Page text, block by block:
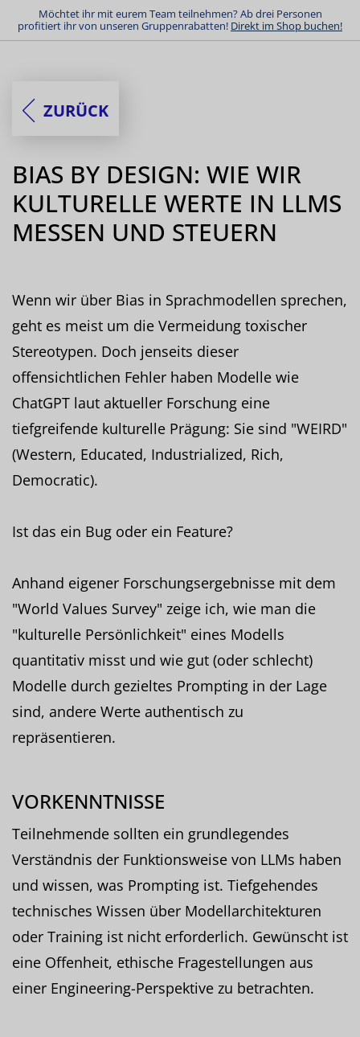
Möchtet ihr mit eurem Team teilnehmen? Ab drei Personen
profitiert ihr von unseren Gruppenrabatten! Direkt im Shop buchen!
ZURÜCK
BIAS BY DESIGN: WIE WIR
KULTURELLE WERTE IN LLMS
MESSEN UND STEUERN
Wenn wir über Bias in Sprachmodellen sprechen,
geht es meist um die Vermeidung toxischer
Stereotypen. Doch jenseits dieser
offensichtlichen Fehler haben Modelle wie
ChatGPT laut aktueller Forschung eine
tiefgreifende kulturelle Prägung: Sie sind "WEIRD"
(Western, Educated, Industrialized, Rich,
Democratic).
Ist das ein Bug oder ein Feature?
Anhand eigener Forschungsergebnisse mit dem
"World Values Survey" zeige ich, wie man die
"kulturelle Persönlichkeit" eines Modells
quantitativ misst und wie gut (oder schlecht)
Modelle durch gezieltes Prompting in der Lage
sind, andere Werte authentisch zu
repräsentieren.
VORKENNTNISSE
Teilnehmende sollten ein grundlegendes
Verständnis der Funktionsweise von LLMs haben
und wissen, was Prompting ist. Tiefgehendes
technisches Wissen über Modellarchitekturen
oder Training ist nicht erforderlich. Gewünscht ist
eine Offenheit, ethische Fragestellungen aus
einer Engineering-Perspektive zu betrachten.